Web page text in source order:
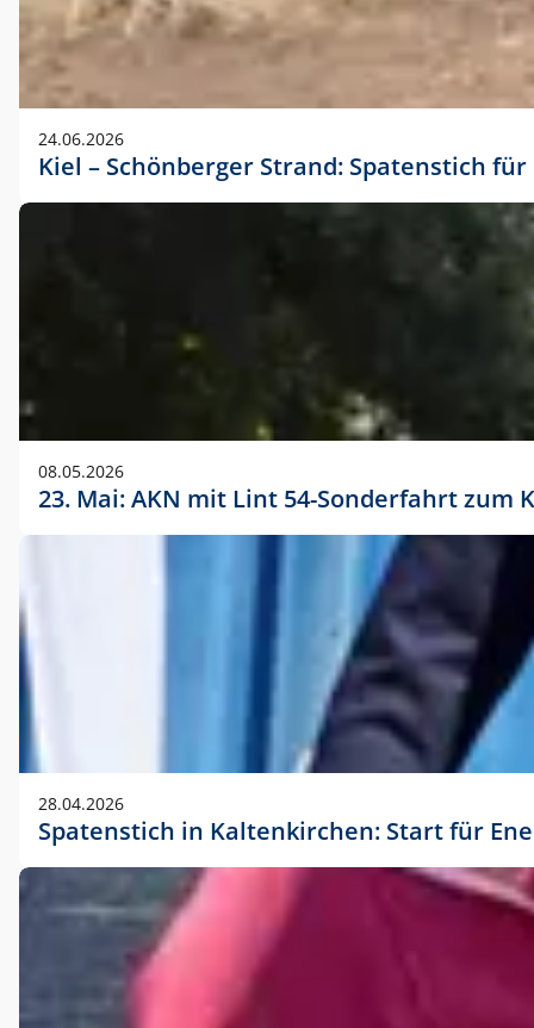
24.06.2026
Kiel – Schönberger Strand: Spatenstich
08.05.2026
23. Mai: AKN mit Lint 54-Sonderfahrt
28.04.2026
Spatenstich in Kaltenkirchen: Start für